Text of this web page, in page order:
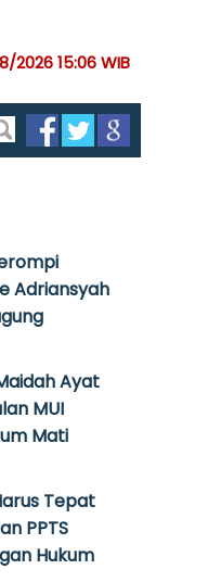
15:06 WIB
Adriansyah
Ayat
MUI
Mati
Tepat
PPTS
Hukum